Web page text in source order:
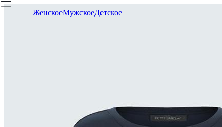
ЖенскоеМужскоеДетское